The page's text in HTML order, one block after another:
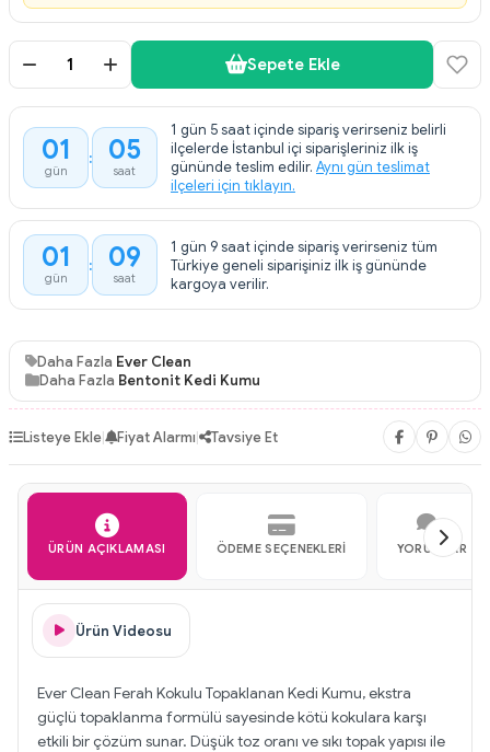
Sepete Ekle
01
gün
: 05
saat
1 gün 5 saat içinde sipariş verirseniz belirli
ilçelerde İstanbul içi siparişleriniz ilk iş
gününde teslim edilir. Aynı gün teslimat
ilçeleri için tıklayın.
01
gün
: 09
saat
1 gün 9 saat içinde sipariş verirseniz tüm
Türkiye geneli siparişiniz ilk iş gününde
kargoya verilir.
Daha Fazla Ever Clean
Daha Fazla Bentonit Kedi Kumu
Listeye Ekle| Fiyat Alarmı| Tavsiye Et
ÜRÜN AÇIKLAMASI ÖDEME SEÇENEKLERI YORUMLAR
Ürün Videosu
Ever Clean Ferah Kokulu Topaklanan Kedi Kumu, ekstra
güçlü topaklanma formülü sayesinde kötü kokulara karşı
etkili bir çözüm sunar. Düşük toz oranı ve sıkı topak yapısı ile